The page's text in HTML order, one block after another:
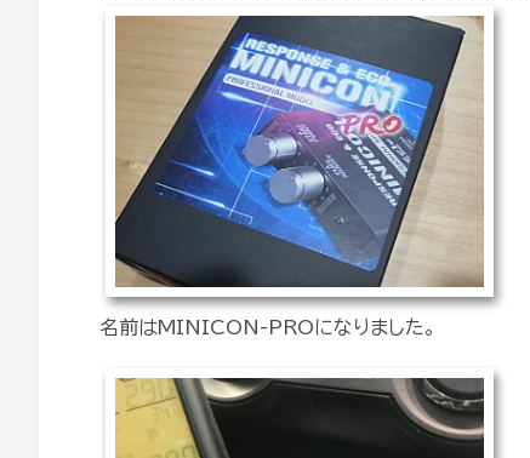
名前はMINICON-PROになりました。